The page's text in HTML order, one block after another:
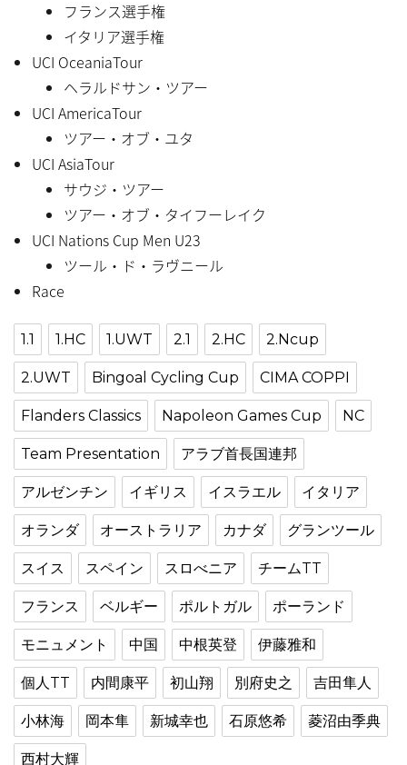
フランス選手権
イタリア選手権
UCI OceaniaTour
ヘラルドサン・ツアー
UCI AmericaTour
ツアー・オブ・ユタ
UCI AsiaTour
サウジ・ツアー
ツアー・オブ・タイフーレイク
UCI Nations Cup Men U23
ツール・ド・ラヴニール
Race
1.1 1.HC 1.UWT 2.1 2.HC 2.Ncup
2.UWT Bingoal Cycling Cup CIMA COPPI
Flanders Classics Napoleon Games Cup NC
Team Presentation アラブ首長国連邦
アルゼンチン イギリス イスラエル イタリア
オランダ オーストラリア カナダ グランツール
スイス スペイン スロべニア チームTT
フランス ベルギー ポルトガル ポーランド
モニュメント 中国 中根英登 伊藤雅和
個人TT 内間康平 初山翔 別府史之 吉田隼人
小林海 岡本隼 新城幸也 石原悠希 菱沼由季典
西村大輝